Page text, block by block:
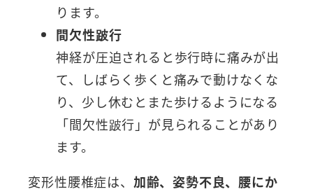
ります。
間欠性跛行
神経が圧迫されると歩行時に痛みが出
て、しばらく歩くと痛みで動けなくな
り、少し休むとまた歩けるようになる
「間欠性跛行」が見られることがあり
ます。
変形性腰椎症は、 加齢、姿勢不良、腰にか